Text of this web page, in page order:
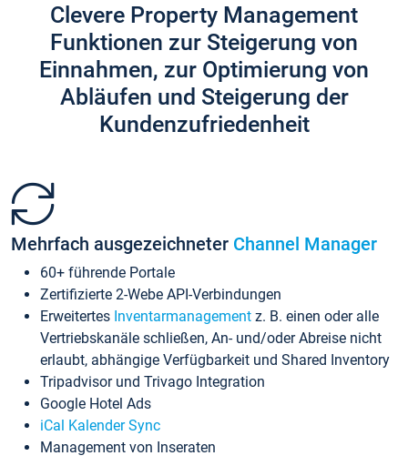
Clevere Property Management
Funktionen zur Steigerung von
Einnahmen, zur Optimierung von
Abläufen und Steigerung der
Kundenzufriedenheit
Mehrfach ausgezeichneter Channel Manager
60+ führende Portale
Zertifizierte 2-Webe API-Verbindungen
Erweitertes Inventarmanagement z. B. einen oder alle
Vertriebskanäle schließen, An- und/oder Abreise nicht
erlaubt, abhängige Verfügbarkeit und Shared Inventory
Tripadvisor und Trivago Integration
Google Hotel Ads
iCal Kalender Sync
Management von Inseraten